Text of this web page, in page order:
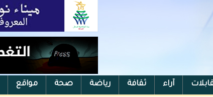
آراء ثقافة رياضة صحة مواقع